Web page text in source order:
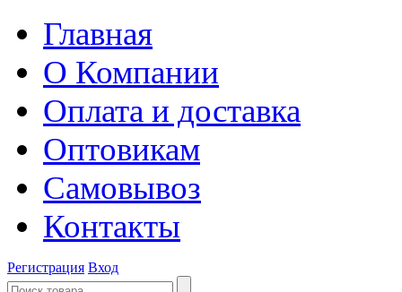
Главная
О Компании
Оплата и доставка
Оптовикам
Самовывоз
Контакты
Регистрация Вход